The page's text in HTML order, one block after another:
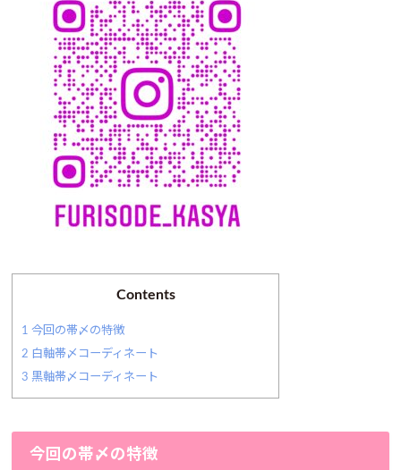
Contents
1 今回の帯〆の特徴
2 白軸帯〆コーディネート
3 黒軸帯〆コーディネート
今回の帯〆の特徴